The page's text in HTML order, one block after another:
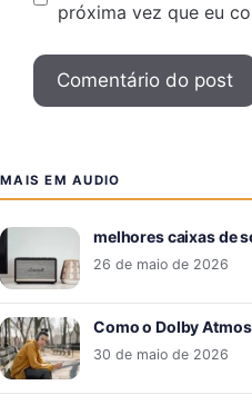
próxima vez que eu
MAIS EM AUDIO
melhores caixas de
26 de maio de 2026
Como o Dolby
30 de maio de 2026